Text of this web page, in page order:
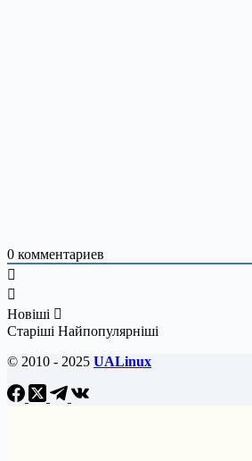
0 комментариев
Новіші
Старіші Найпопулярніші
© 2010 - 2025 UALinux